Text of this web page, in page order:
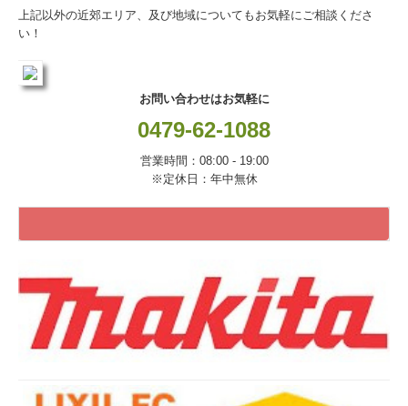
上記以外の近郊エリア、及び地域についても お気軽にご相談くださ
い！
お問い合わせはお気軽に
0479-62-1088
営業時間：08:00 - 19:00
※定休日：年中無休